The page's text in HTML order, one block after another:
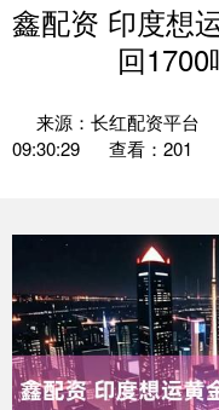
鑫配资 印度想
回
来源：长红配资平台
09:30:29
查看：201